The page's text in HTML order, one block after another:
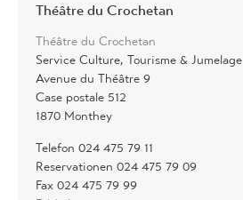
Théâtre du Crochetan
Théâtre du Crochetan
Service Culture, Tourisme & Jumelage
Avenue du Théâtre 9
Case postale 512
1870 Monthey
Telefon 024 475 79 11
Reservationen 024 475 79 09
Fax 024 475 79 99